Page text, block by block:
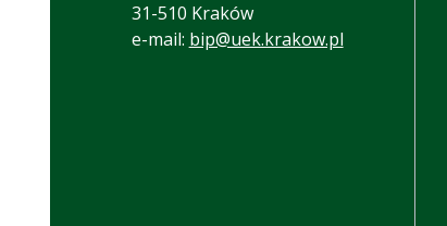
31-510 Kraków
e-mail: bip@uek.krakow.pl